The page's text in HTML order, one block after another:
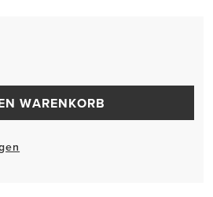
WARENKORB